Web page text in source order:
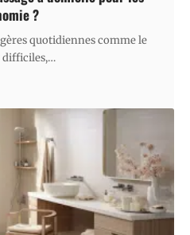
?
quotidiennes comme le
difficiles,…